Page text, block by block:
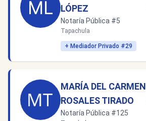
LÓPEZ
Notaría Pública #5
Tapachula
+ Mediador Privado #29
MARÍA DEL CARMEN
ROSALES TIRADO
Notaría Pública #125